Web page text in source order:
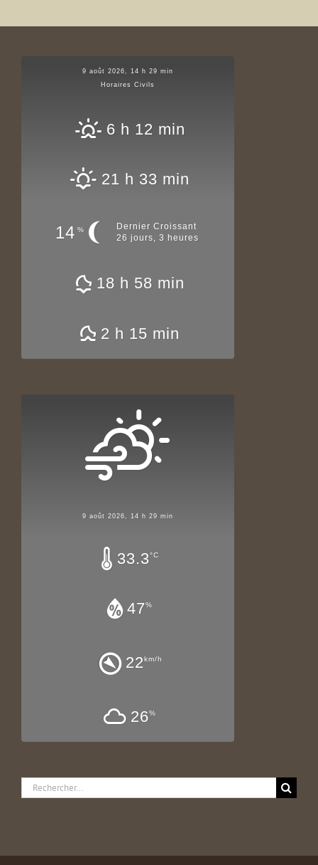
9 août 2026, 14 h 29 min
Horaires Civils
6 h 12 min
21 h 33 min
14 %
Dernier Croissant
26 jours, 3 heures
18 h 58 min
2 h 15 min
9 août 2026, 14 h 29 min
33.3°C
47%
22km/h
26%
Rechercher: